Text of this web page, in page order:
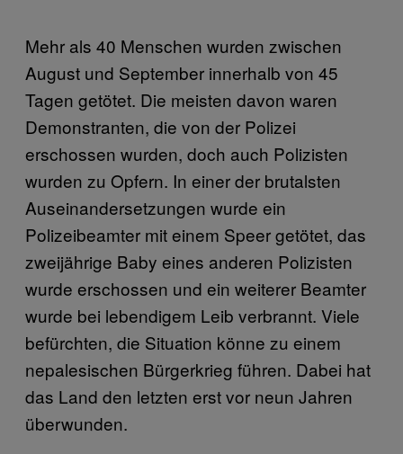
Mehr als 40 Menschen wurden zwischen
August und September innerhalb von 45
Tagen getötet. Die meisten davon waren
Demonstranten, die von der Polizei
erschossen wurden, doch auch Polizisten
wurden zu Opfern. In einer der brutalsten
Auseinandersetzungen wurde ein
Polizeibeamter mit einem Speer getötet, das
zweijährige Baby eines anderen Polizisten
wurde erschossen und ein weiterer Beamter
wurde bei lebendigem Leib verbrannt. Viele
befürchten, die Situation könne zu einem
nepalesischen Bürgerkrieg führen. Dabei hat
das Land den letzten erst vor neun Jahren
überwunden.